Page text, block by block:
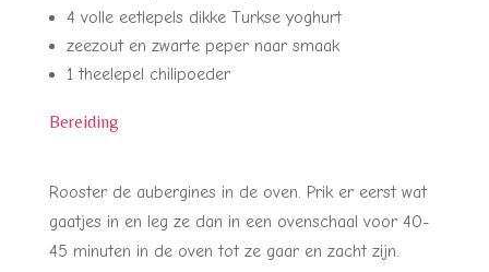
4 volle eetlepels dikke Turkse yoghurt
zeezout en zwarte peper naar smaak
1 theelepel chilipoeder
Bereiding
Rooster de aubergines in de oven. Prik er eerst wat
gaatjes in en leg ze dan in een ovenschaal voor 40-
45 minuten in de oven tot ze gaar en zacht zijn.